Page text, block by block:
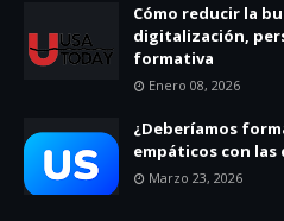
Cómo reducir la
digitalización,
formativa
Enero 08, 2026
¿Deberíamos
empáticos con las
Marzo 23, 2026